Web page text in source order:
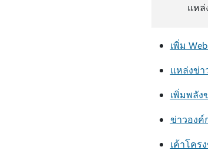
แหล่
เพิ่ม
แหล่งข่า
เพิ่มพลัง
ข่าวองค์
เค้าโคร